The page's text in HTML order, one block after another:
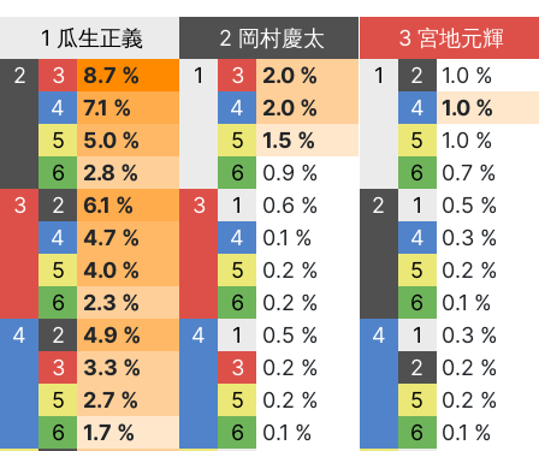
1 瓜生正義
2
3
8.7 %
4
7.1 %
5
5.0 %
6
2.8 %
3
2
6.1 %
4
4.7 %
5
4.0 %
6
2.3 %
4
2
4.9 %
3
3.3 %
5
2.7 %
6
1.7 %
2 岡村慶太
1
3
2.0 %
4
2.0 %
5
1.5 %
6
0.9 %
3
1
0.6 %
4
0.1 %
5
0.2 %
6
0.2 %
4
1
0.5 %
3
0.2 %
5
0.2 %
6
0.1 %
3 宮地元輝
1
2
1.0 %
4
1.0 %
5
1.0 %
6
0.7 %
2
1
0.5 %
4
0.3 %
5
0.2 %
6
0.1 %
4
1
0.3 %
2
0.2 %
5
0.2 %
6
0.1 %